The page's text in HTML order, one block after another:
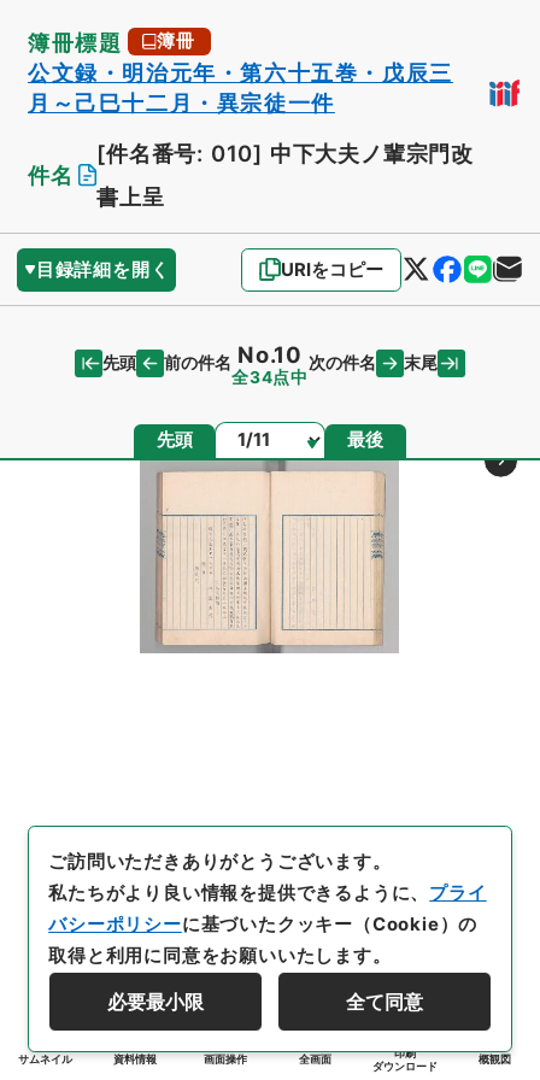
簿冊標題 簿冊
公文録・明治元年・第六十五巻・戊辰三
月～己巳十二月・異宗徒一件
件名
[件名番号: 010] 中下大夫ノ輩宗門改
書上呈
目録詳細を開く URIをコピー
先頭 前の件名 No.10
全34点中
次の件名 末尾
先頭 ページ 最後
サムネイル 資料情報 画面操作 全画面
印刷
ダウンロード
概観図
ご訪問いただきありがとうございます。
私たちがより良い情報を提供できるように、 プライ
バシーポリシーに基づいたクッキー（Cookie）の
取得と利用に同意をお願いいたします。
必要最小限 全て同意